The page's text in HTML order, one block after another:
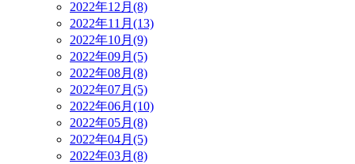
2022年12月(8)
2022年11月(13)
2022年10月(9)
2022年09月(5)
2022年08月(8)
2022年07月(5)
2022年06月(10)
2022年05月(8)
2022年04月(5)
2022年03月(8)